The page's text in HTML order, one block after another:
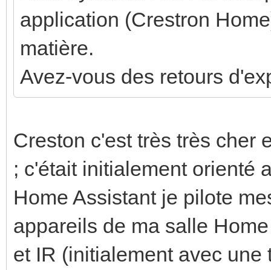
application (Crestron
matière.
Avez-vous des retours
Creston c'est très très cher
; c'était initialement orienté
Home Assistant je pilote
appareils de ma salle
et IR (initialement avec